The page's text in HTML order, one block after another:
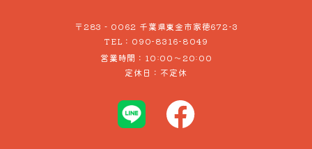
〒283‐0062 千葉県東金市家徳672-3
TEL： 090-8316-8049
営業時間：10:00～20:00
定休日：不定休